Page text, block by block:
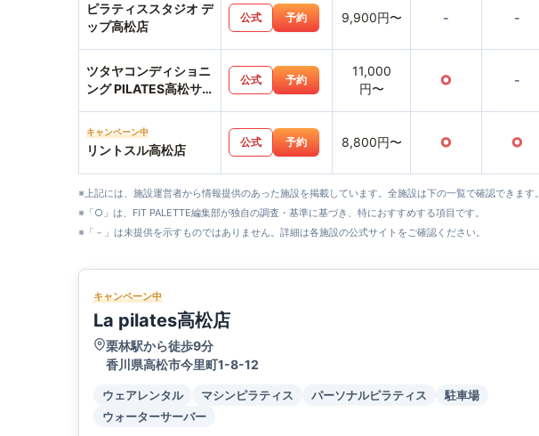
ピラティススタジオ デ
ップ高松店
公式 予約 9,900円〜 - -
ツタヤコンディショニ
ング PILATES高松サ
公式 予約
11,000
円〜
○ -
キャンペーン中
リントスル高松店
公式 予約 8,800円〜 ○ ○
※上記には、施設運営者から情報提供のあった施設を掲載しています。全施設は下の一覧で確認できます。
※「○」は、FIT PALETTE編集部が独自の調査・基準に基づき、特におすすめする項目です。
※「－」は未提供を示すものではありません。詳細は各施設の公式サイトをご確認ください。
キャンペーン中
La pilates高松店
栗林駅から徒歩9分
香川県高松市今里町1-8-12
ウェアレンタル マシンピラティス パーソナルピラティス
駐車場
ウォーターサーバー